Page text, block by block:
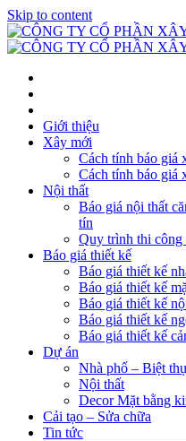
Skip to content
Giới thiệu
Xây mới
Cách tính báo giá
Cách tính báo giá
Nội thất
Báo giá nội thất
tín
Quy trình thi công
Báo giá thiết kế
Báo giá thiết kế
Báo giá thiết kế
Báo giá thiết kế
Báo giá thiết kế
Báo giá thiết kế
Dự án
Nhà phố – Biệt
Nội thất
Decor Mặt bằng
Cải tạo – Sửa chữa
Tin tức